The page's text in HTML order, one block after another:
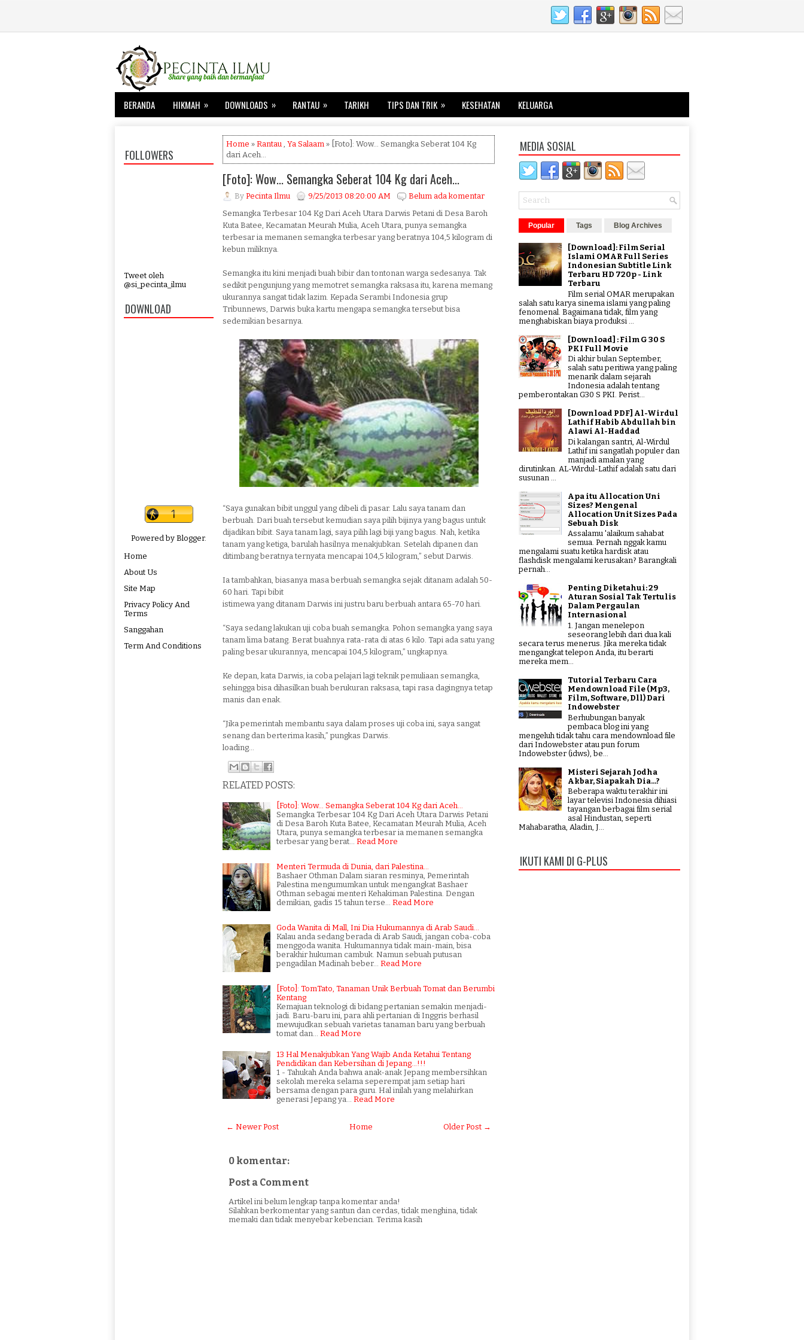
BERANDA HIKMAH » DOWNLOADS » RANTAU » TARIKH TIPS DAN TRIK » KESEHATAN KELUARGA
FOLLOWERS
Tweet oleh
@si_pecinta_ilmu
DOWNLOAD
Powered by Blogger.
Home
About Us
Site Map
Privacy Policy And
Terms
Sanggahan
Term And Conditions
Home » Rantau , Ya Salaam » [Foto]: Wow... Semangka Seberat 104 Kg
dari Aceh...
[Foto]: Wow... Semangka Seberat 104 Kg dari Aceh...
By Pecinta Ilmu 9/25/2013 08:20:00 AM
Belum ada komentar
Semangka Terbesar 104 Kg Dari Aceh Utara Darwis Petani di Desa Baroh
Kuta Batee, Kecamatan Meurah Mulia, Aceh Utara, punya semangka
terbesar ia memanen semangka terbesar yang beratnya 104,5 kilogram di
kebun miliknya.
Semangka itu kini menjadi buah bibir dan tontonan warga sedesanya. Tak
sedikit pengunjung yang memotret semangka raksasa itu, karena memang
ukurannya sangat tidak lazim. Kepada Serambi Indonesia grup
Tribunnews, Darwis buka kartu mengapa semangka tersebut bisa
sedemikian besarnya.
“Saya gunakan bibit unggul yang dibeli di pasar. Lalu saya tanam dan
berbuah. Dari buah tersebut kemudian saya pilih bijinya yang bagus untuk
dijadikan bibit. Saya tanam lagi, saya pilih lagi biji yang bagus. Nah, ketika
tanam yang ketiga, barulah hasilnya menakjubkan. Setelah dipanen dan
ditimbang beratnya ternyata mencapai 104,5 kilogram,” sebut Darwis.
Ia tambahkan, biasanya masa berbuah semangka sejak ditanam adalah 50-
60 hari. Tapi bibit
istimewa yang ditanam Darwis ini justru baru berbuah antara 65-70 hari.
“Saya sedang lakukan uji coba buah semangka. Pohon semangka yang saya
tanam lima batang. Berat buahnya rata-rata di atas 6 kilo. Tapi ada satu yang
paling besar ukurannya, mencapai 104,5 kilogram,” ungkapnya.
Ke depan, kata Darwis, ia coba pelajari lagi teknik pemuliaan semangka,
sehingga bisa dihasilkan buah berukuran raksasa, tapi rasa dagingnya tetap
manis dan enak.
“Jika pemerintah membantu saya dalam proses uji coba ini, saya sangat
senang dan berterima kasih,” pungkas Darwis.
loading...
RELATED POSTS:
[Foto]: Wow... Semangka Seberat 104 Kg dari Aceh...
Semangka Terbesar 104 Kg Dari Aceh Utara Darwis Petani
di Desa Baroh Kuta Batee, Kecamatan Meurah Mulia, Aceh
Utara, punya semangka terbesar ia memanen semangka
terbesar yang berat…
Read More
Menteri Termuda di Dunia, dari Palestina...
Bashaer Othman Dalam siaran resminya, Pemerintah
Palestina mengumumkan untuk mengangkat Bashaer
Othman sebagai menteri Kehakiman Palestina. Dengan
demikian, gadis 15 tahun terse…
Read More
Goda Wanita di Mall, Ini Dia Hukumannya di Arab Saudi...
Kalau anda sedang berada di Arab Saudi, jangan coba-coba
menggoda wanita. Hukumannya tidak main-main, bisa
berakhir hukuman cambuk. Namun sebuah putusan
pengadilan Madinah beber…
Read More
[Foto]: TomTato, Tanaman Unik Berbuah Tomat dan Berumbi
Kentang
Kemajuan teknologi di bidang pertanian semakin menjadi-
jadi. Baru-baru ini, para ahli pertanian di Inggris berhasil
mewujudkan sebuah varietas tanaman baru yang berbuah
tomat dan…
Read More
13 Hal Menakjubkan Yang Wajib Anda Ketahui Tentang
Pendidikan dan Kebersihan di Jepang...!!!
1 - Tahukah Anda bahwa anak-anak Jepang membersihkan
sekolah mereka selama seperempat jam setiap hari
bersama dengan para guru. Hal inilah yang melahirkan
generasi Jepang ya…
Read More
← Newer Post Older Post →
Home
0 komentar:
Post a Comment
Artikel ini belum lengkap tanpa komentar anda!
Silahkan berkomentar yang santun dan cerdas, tidak menghina, tidak
memaki dan tidak menyebar kebencian. Terima kasih
MEDIA SOSIAL
Popular Tags Blog Archives
[Download]: Film Serial
Islami OMAR Full Series
Indonesian Subtitle Link
Terbaru HD 720p - Link
Terbaru
Film serial OMAR merupakan
salah satu karya sinema islami yang paling
fenomenal. Bagaimana tidak, film yang
menghabiskan biaya produksi ...
[Download] : Film G 30 S
PKI Full Movie
Di akhir bulan September,
salah satu peritiwa yang paling
menarik dalam sejarah
Indonesia adalah tentang
pemberontakan G30 S PKI. Perist...
[Download PDF] Al-Wirdul
Lathif Habib Abdullah bin
Alawi Al-Haddad
Di kalangan santri, Al-Wirdul
Lathif ini sangatlah populer dan
manjadi amalan yang
dirutinkan. AL-Wirdul-Lathif adalah satu dari
susunan ...
Apa itu Allocation Uni
Sizes? Mengenal
Allocation Unit Sizes Pada
Sebuah Disk
Assalamu 'alaikum sahabat
semua. Pernah nggak kamu
mengalami suatu ketika hardisk atau
flashdisk mengalami kerusakan? Barangkali
pernah...
Penting Diketahui: 29
Aturan Sosial Tak Tertulis
Dalam Pergaulan
Internasional
1. Jangan menelepon
seseorang lebih dari dua kali
secara terus menerus. Jika mereka tidak
mengangkat telepon Anda, itu berarti
mereka mem...
Tutorial Terbaru Cara
Mendownload File (Mp3,
Film, Software, Dll) Dari
Indowebster
Berhubungan banyak
pembaca blog ini yang
mengeluh tidak tahu cara mendownload file
dari Indowebster atau pun forum
Indowebster (idws), be...
Misteri Sejarah Jodha
Akbar, Siapakah Dia...?
Beberapa waktu terakhir ini
layar televisi Indonesia dihiasi
tayangan berbagai film serial
asal Hindustan, seperti
Mahabaratha, Aladin, J...
IKUTI KAMI DI G-PLUS